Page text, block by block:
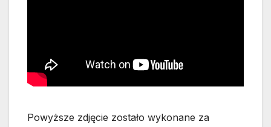
Powyższe zdjęcie zostało wykonane za